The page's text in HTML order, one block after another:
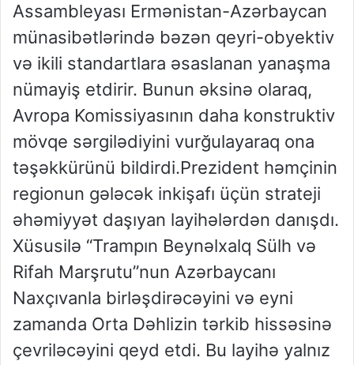
Assambleyası Ermənistan-Azərbaycan
münasibətlərində bəzən qeyri-obyektiv
və ikili standartlara əsaslanan yanaşma
nümayiş etdirir. Bunun əksinə olaraq,
Avropa Komissiyasının daha konstruktiv
mövqe sərgilədiyini vurğulayaraq ona
təşəkkürünü bildirdi.Prezident həmçinin
regionun gələcək inkişafı üçün strateji
əhəmiyyət daşıyan layihələrdən danışdı.
Xüsusilə “Trampın Beynəlxalq Sülh və
Rifah Marşrutu”nun Azərbaycanı
Naxçıvanla birləşdirəcəyini və eyni
zamanda Orta Dəhlizin tərkib hissəsinə
çevriləcəyini qeyd etdi. Bu layihə yalnız